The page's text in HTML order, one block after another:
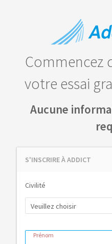
Commencez
votre essai
Aucune
S'INSCRIRE À ADDICT
Civilité
Prénom